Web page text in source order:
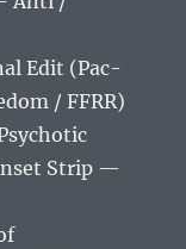
Edit (Pac-
/ FFRR)
Strip —